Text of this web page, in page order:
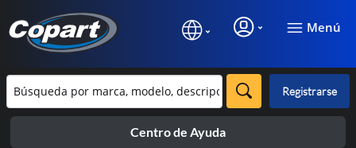
Menú
Registrarse
Centro de Ayuda